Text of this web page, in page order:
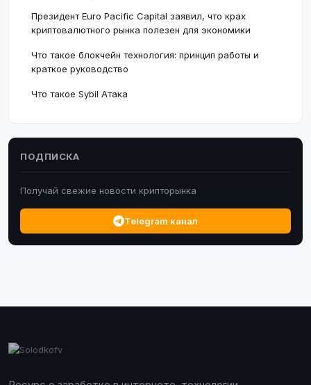
Президент Euro Pacific Capital заявил, что крах
криптовалютного рынка полезен для экономики
Что такое блокчейн технология: принцип работы и
краткое руководство
Что такое Sybil Атака
ПОДПИСКА
Получай свежие новости крипторынка
Telegram канал